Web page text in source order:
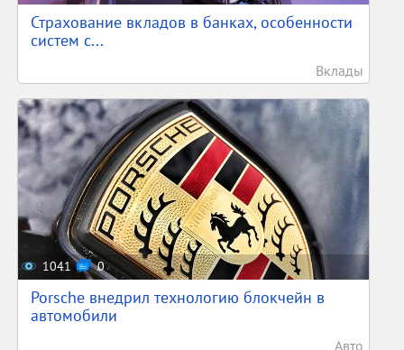
Страхование вкладов в банках, особенности
систем с...
Вклады
1041 0
Porsche внедрил технологию блокчейн в
автомобили
Авто